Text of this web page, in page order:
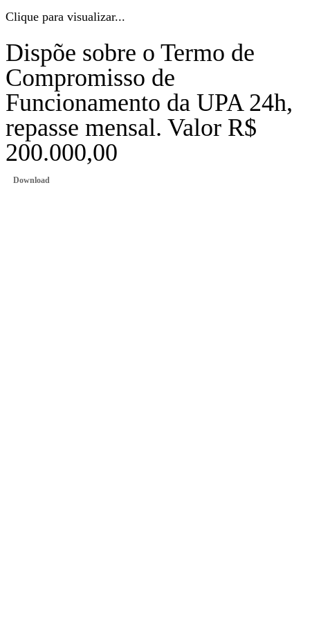
Clique para visualizar...
Dispõe sobre o Termo de
Compromisso de
Funcionamento da UPA 24h,
repasse mensal. Valor R$
200.000,00
Download